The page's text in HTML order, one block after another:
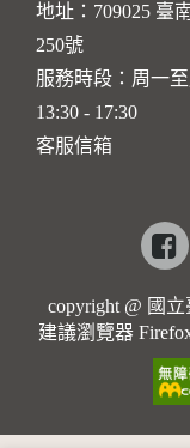
地址：709025 臺
250號
服務時段：周一至
13:30 - 17:30
客服信箱
copyright @ 國
建議瀏覽器